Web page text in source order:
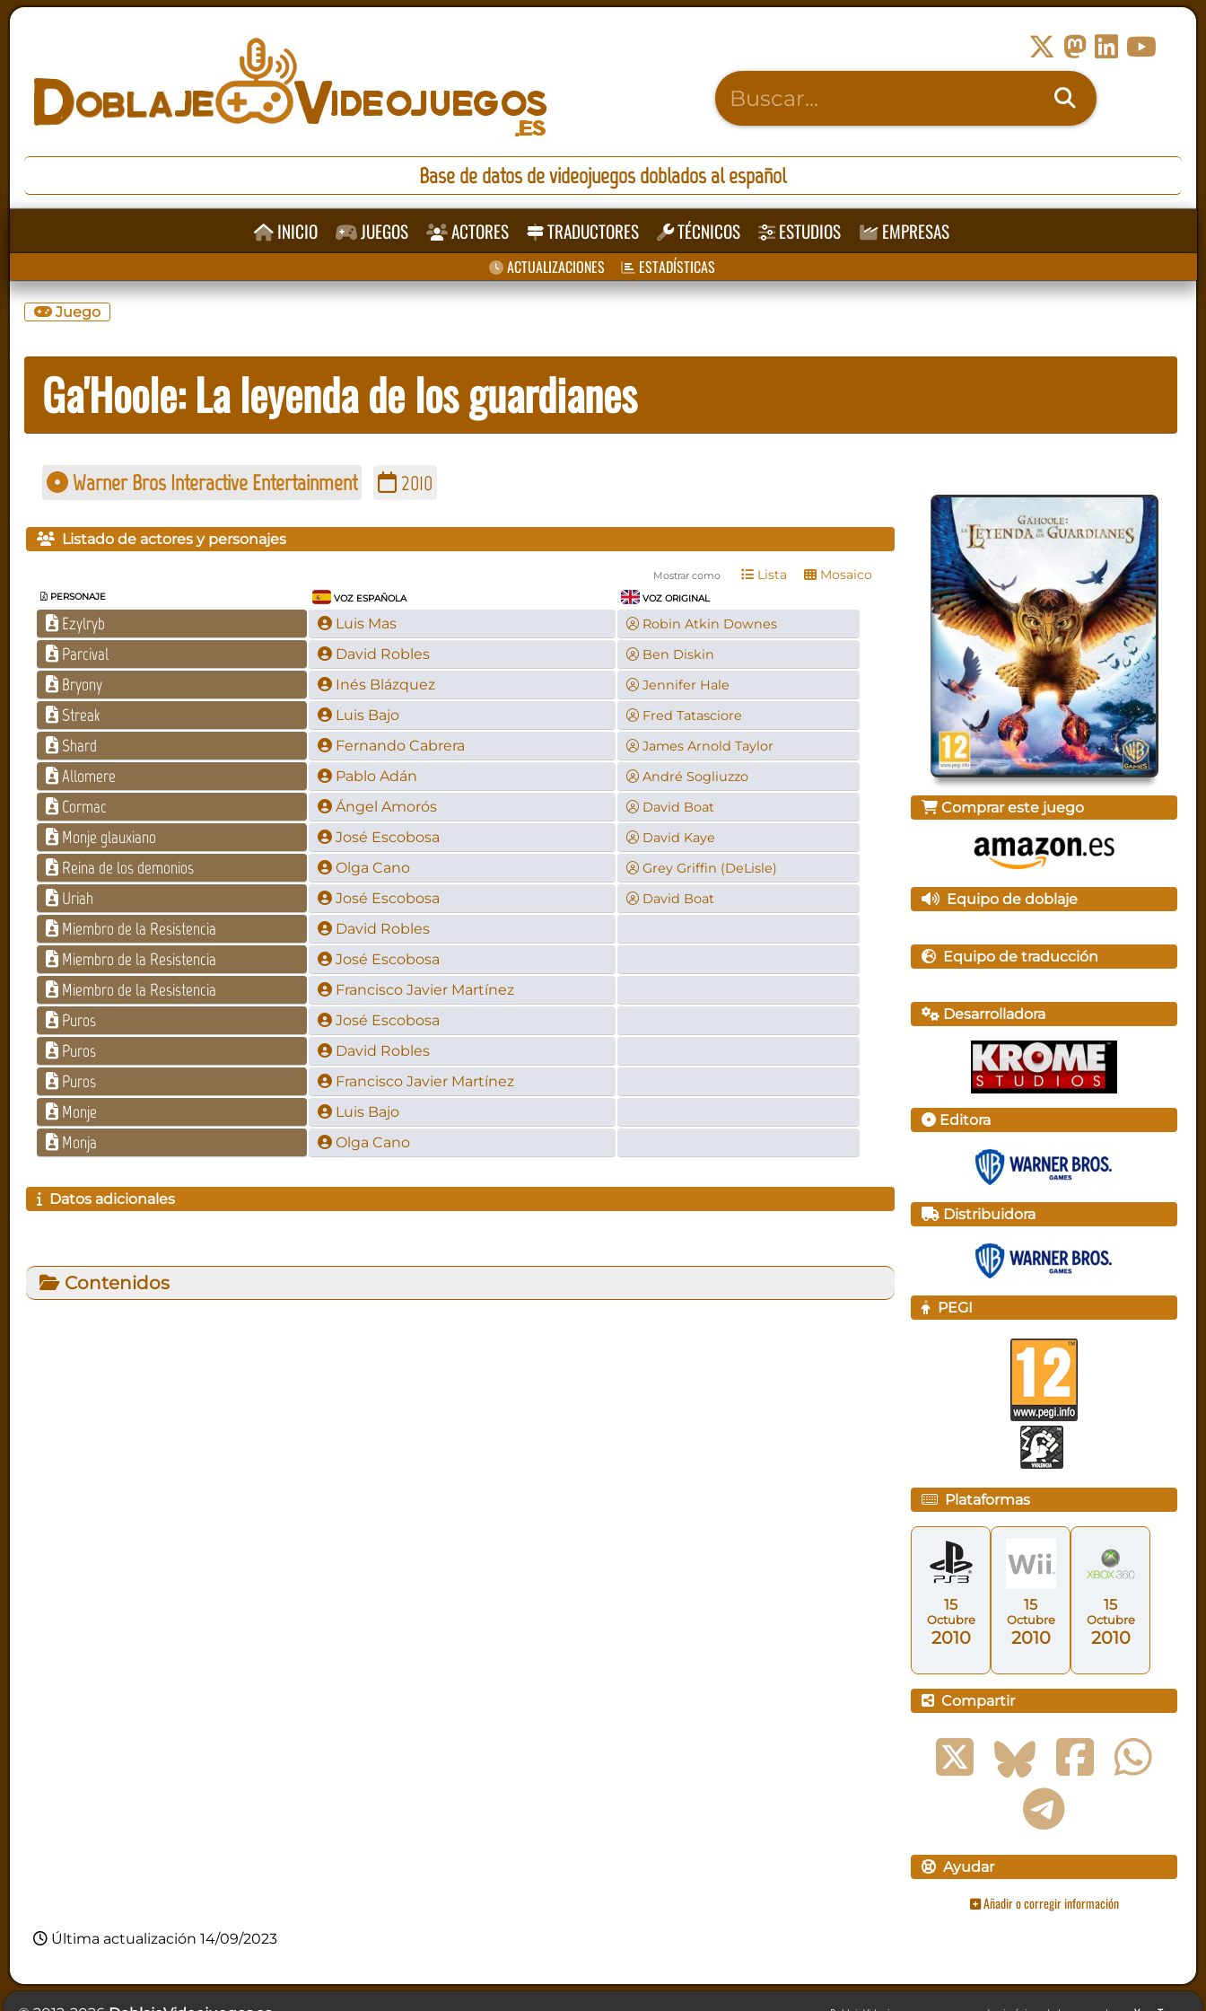
Base de datos de videojuegos doblados al español
INICIO JUEGOS ACTORES TRADUCTORES TÉCNICOS ESTUDIOS EMPRESAS
ACTUALIZACIONES ESTADÍSTICAS
Juego
Ga'Hoole: La leyenda de los guardianes
Warner Bros Interactive Entertainment 2010
Listado de actores y personajes
Mostrar como Lista Mosaico
PERSONAJE VOZ ESPAÑOLA VOZ ORIGINAL
Ezylryb Luis Mas Robin Atkin Downes
Parcival David Robles Ben Diskin
Bryony Inés Blázquez Jennifer Hale
Streak Luis Bajo Fred Tatasciore
Shard Fernando Cabrera James Arnold Taylor
Allomere Pablo Adán André Sogliuzzo
Cormac Ángel Amorós David Boat
Monje glauxiano José Escobosa David Kaye
Reina de los demonios Olga Cano Grey Griffin (DeLisle)
Uriah José Escobosa David Boat
Miembro de la Resistencia David Robles
Miembro de la Resistencia José Escobosa
Miembro de la Resistencia Francisco Javier Martínez
Puros José Escobosa
Puros David Robles
Puros Francisco Javier Martínez
Monje Luis Bajo
Monja Olga Cano
Datos adicionales
Contenidos
Comprar este juego
Equipo de doblaje
Equipo de traducción
Desarrolladora
Editora
Distribuidora
PEGI
Plataformas
15
Octubre
2010
15
Octubre
2010
15
Octubre
2010
Compartir
Ayudar
Añadir o corregir información
Última actualización 14/09/2023